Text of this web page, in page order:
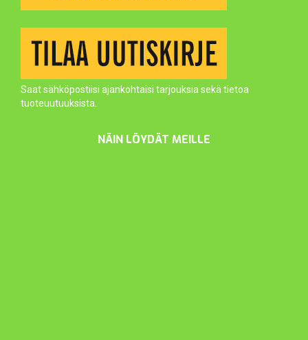
Saat sähköpostiisi ajankohtaisi tarjouksia sekä tietoa
tuoteuutuuksista.
NÄIN LÖYDÄT MEILLE